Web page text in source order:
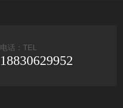
电话：TEL
18830629952